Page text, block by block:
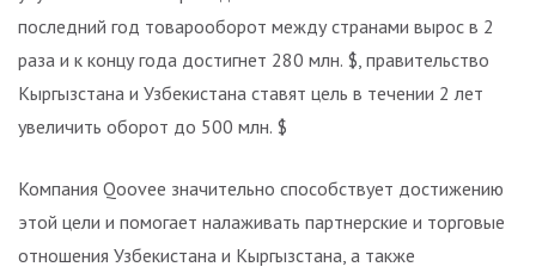
последний год товарооборот между странами вырос в 2
раза и к концу года достигнет 280 млн. $, правительство
Кыргызстана и Узбекистана ставят цель в течении 2 лет
увеличить оборот до 500 млн. $
Компания Qoovee значительно способствует достижению
этой цели и помогает налаживать партнерские и торговые
отношения Узбекистана и Кыргызстана, а также